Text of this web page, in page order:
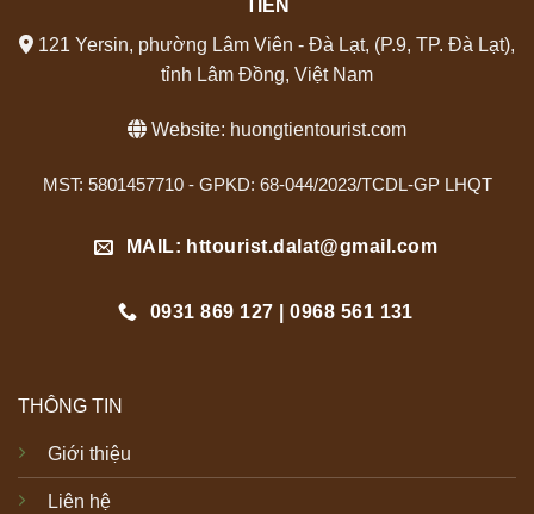
TIÊN
121 Yersin, phường Lâm Viên - Đà Lạt, (P.9, TP. Đà Lạt),
tỉnh Lâm Đồng, Việt Nam
Website: huongtientourist.com
MST: 5801457710 - GPKD: 68-044/2023/TCDL-GP LHQT
MAIL: httourist.dalat@gmail.com
0931 869 127 | 0968 561 131
THÔNG TIN
Giới thiệu
Liên hệ